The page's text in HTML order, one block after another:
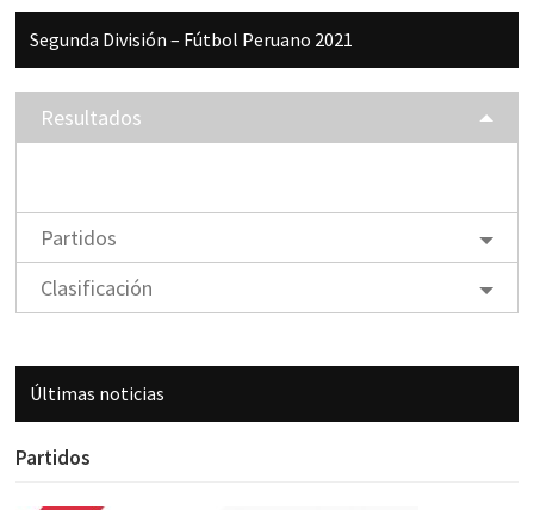
Segunda División – Fútbol Peruano 2021
Resultados
Partidos
Clasificación
Últimas noticias
Partidos